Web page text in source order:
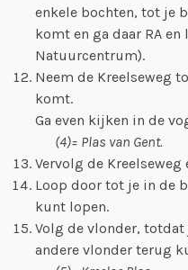
enkele bochten, tot je
komt en ga daar RA
Natuurcentrum).
Neem de Kreelseweg
komt.
Ga even kijken in de
(4)= Plas van Gent.
Vervolg de Kreelseweg
Loop door tot je in de
kunt lopen.
Volg de vlonder, totdat
andere vlonder terug